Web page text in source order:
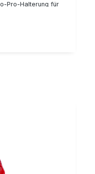
Pro-Halterung für
Schnittstelle
für